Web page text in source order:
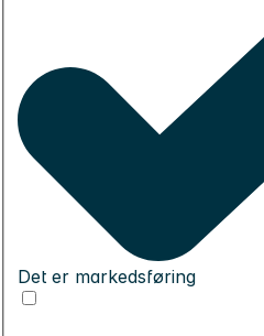
Det er markedsføring